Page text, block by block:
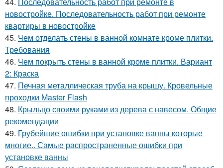
новостройке. Последовательность работ при ремонте
квартиры в новостройке
45. Чем отделать стены в ванной комнате кроме плитки.
Требования
46. Чем покрыть стены в ванной кроме плитки. Вариант
2: Краска
47. Печная металлическая труба на крышу. Кровельные
проходки Master Flash
48. Крыльцо своими руками из дерева с навесом. Общие
рекомендации
49. Грубейшие ошибки при установке ванны которые
многие.. Самые распространенные ошибки при
установке ванны